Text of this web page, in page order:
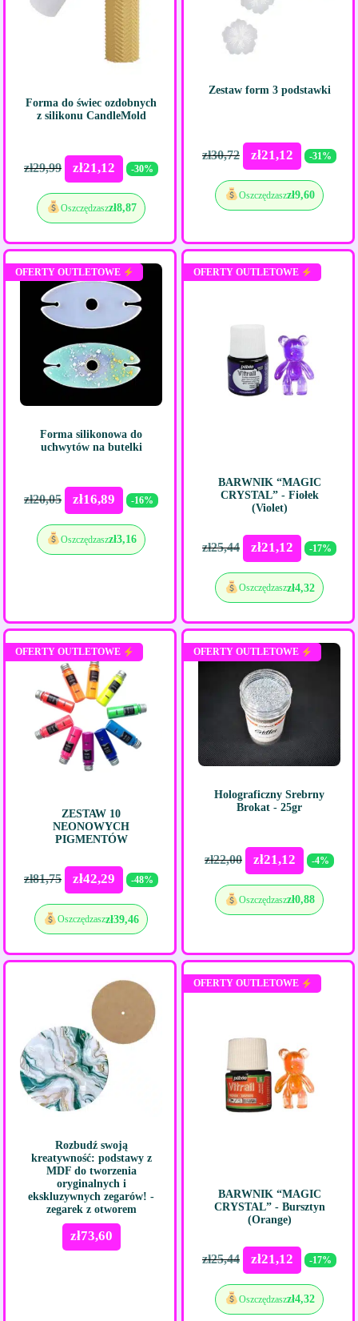
Forma do świec ozdobnych
z silikonu CandleMold
zł29,99 zł21,12 -30%
Oszczędzaszzł8,87
Zestaw form 3 podstawki
zł30,72 zł21,12 -31%
Oszczędzaszzł9,60
OFERTY OUTLETOWE
Forma silikonowa do
uchwytów na butelki
zł20,05 zł16,89 -16%
Oszczędzaszzł3,16
OFERTY OUTLETOWE
BARWNIK “MAGIC
CRYSTAL” - Fiołek
(Violet)
zł25,44 zł21,12 -17%
Oszczędzaszzł4,32
OFERTY OUTLETOWE
ZESTAW 10
NEONOWYCH
PIGMENTÓW
zł81,75 zł42,29 -48%
Oszczędzaszzł39,46
OFERTY OUTLETOWE
Holograficzny Srebrny
Brokat - 25gr
zł22,00 zł21,12 -4%
Oszczędzaszzł0,88
Rozbudź swoją
kreatywność: podstawy z
MDF do tworzenia
oryginalnych i
ekskluzywnych zegarów! -
zegarek z otworem
zł73,60
OFERTY OUTLETOWE
BARWNIK “MAGIC
CRYSTAL” - Bursztyn
(Orange)
zł25,44 zł21,12 -17%
Oszczędzaszzł4,32